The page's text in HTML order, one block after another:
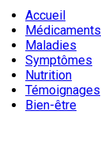
Accueil
Médicaments
Maladies
Symptômes
Nutrition
Témoignages
Bien-être